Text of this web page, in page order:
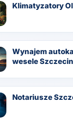
Klimatyzatory
Wynajem
wesele Szczecin
Notariusze